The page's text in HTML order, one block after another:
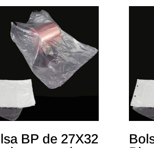
BP de 27X32